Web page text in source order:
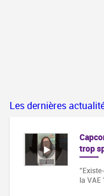
Les dernières
trop
la VAE